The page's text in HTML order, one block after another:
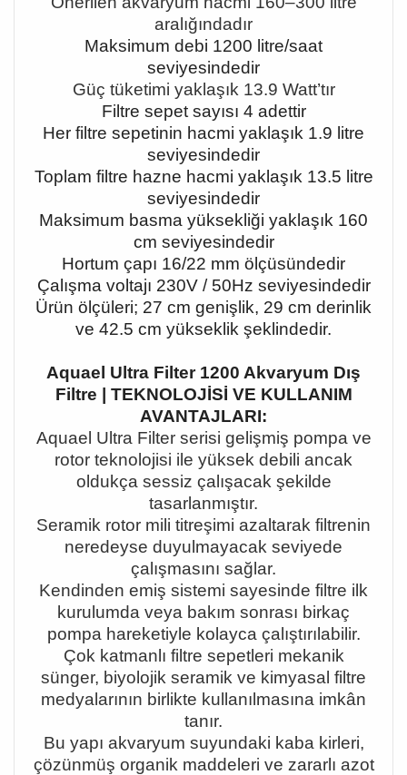
aral ığındadır
Maksimum debi 1200 litre/saat
seviyesindedir
Güç tüketimi yaklaşık 13.9 Watt’tır
Filtre sepet sayısı 4 adettir
Her filtre sepetinin hacmi yaklaşık 1.9 litre
seviyesindedir
Toplam filtre hazne hacmi yaklaşık 13.5 litre
seviyesindedir
Maksimum basma yüksekliği yaklaşık 160
cm seviyesindedir
Hortum çapı 16/22 mm ölçüsündedir
Çalışma voltajı 230V / 50Hz seviyesindedir
Ürün ölçüleri; 27 cm genişlik, 29 cm derinlik
ve 42.5 cm yükseklik şeklindedir.
Aquael Ultra Filter 1200 Akvaryum Dış
Filtre | TEKNOLOJİSİ VE KULLANIM
AVANTAJLARI:
Aquael Ultra Filter serisi gelişmiş pompa ve
rotor teknolojisi ile yüksek debili ancak
oldukça sessiz çalışacak şekilde
tasarlanmıştır.
Seramik rotor mili titreşimi azaltarak filtrenin
neredeyse duyulmayacak seviyede
çalışmasını sağlar.
Kendinden emiş sistemi sayesinde filtre ilk
kurulumda veya bakım sonrası birkaç
pompa hareketiyle kolayca çalıştırılabilir.
Çok katmanlı filtre sepetleri mekanik
sünger, biyolojik seramik ve kimyasal filtre
medyalarının birlikte kullanılmasına imkân
tanır.
Bu yapı akvaryum suyundaki kaba kirleri,
çözünmüş organik maddeleri ve zararlı azot